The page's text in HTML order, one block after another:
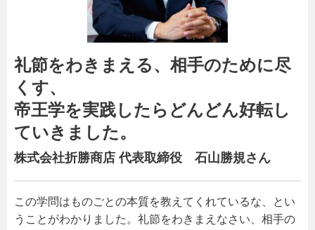
礼節をわきまえる、相手のために尽
くす、
帝王学を実践したらどんどん好転し
ていきました。
株式会社折勝商店 代表取締役 石山勝規さん
この学問はものごとの本質を教えてくれているな、とい
うことがわかりました。礼節をわきまえなさい、相手の